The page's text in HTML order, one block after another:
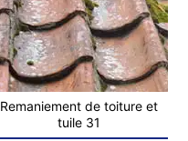
Remaniement de toiture et
tuile 31